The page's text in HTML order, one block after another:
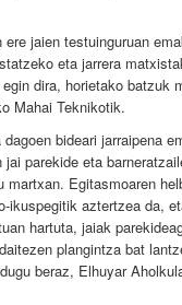
ere jaien testuinguruan
eta jarrera
dira, horietako batzuk
Mahai Teknikotik.
bideari jarraipena
jai parekide eta
martxan. Egitasmoaren
ikuspegitik aztertzea da,
hartuta, jaiak
plangintza bat
beraz, Elhuyar